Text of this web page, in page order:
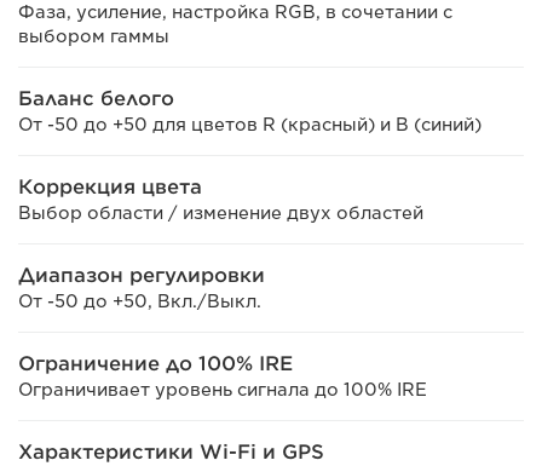
Фаза, усиление, настройка RGB, в сочетании с
выбором гаммы
Баланс белого
От -50 до +50 для цветов R (красный) и B (синий)
Коррекция цвета
Выбор области / изменение двух областей
Диапазон регулировки
От -50 до +50, Вкл./Выкл.
Ограничение до 100% IRE
Ограничивает уровень сигнала до 100% IRE
Характеристики Wi-Fi и GPS